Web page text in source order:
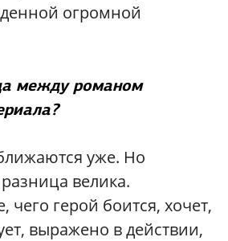
огромной
между романом
уже. Но
велика.
чего герой боится, хочет,
выражено в действии,